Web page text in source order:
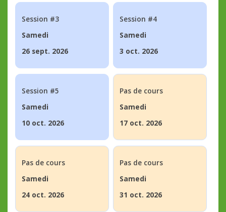
Session #3
Samedi
26 sept. 2026
Session #4
Samedi
3 oct. 2026
Session #5
Samedi
10 oct. 2026
Pas de cours
Samedi
17 oct. 2026
Pas de cours
Samedi
24 oct. 2026
Pas de cours
Samedi
31 oct. 2026